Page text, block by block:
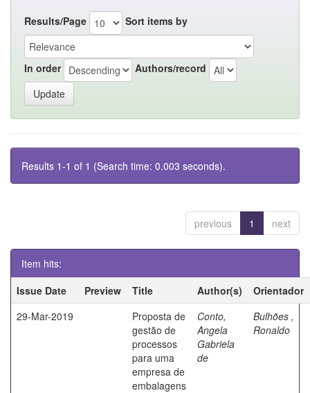
Results/Page Sort items by
In order Authors/record
Results 1-1 of 1 (Search time: 0.003 seconds).
previous 1 next
Item hits:
Issue Date
Preview Title Author(s)
Orientador
29-Mar-2019
Proposta de
gestão de
processos
para uma
empresa de
embalagens
Conto,
Angela
Gabriela
de
Bulhões ,
Ronaldo